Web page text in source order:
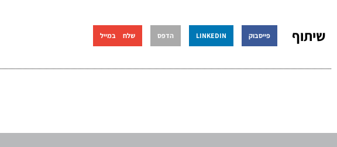
שיתוף פייסבוק LINKEDIN הדפס שלח במייל